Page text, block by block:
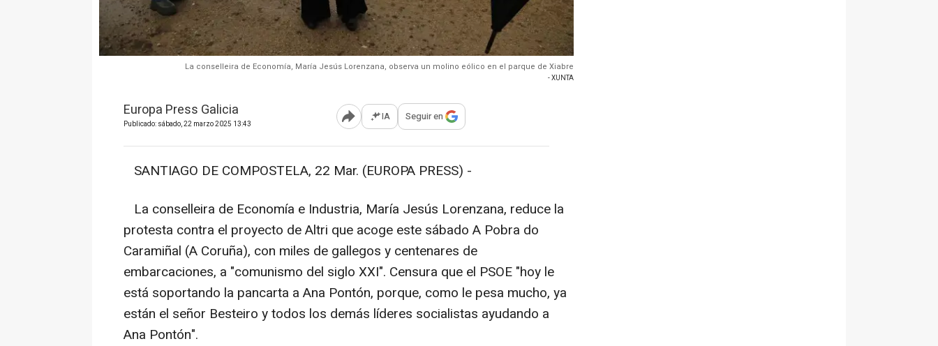
La conselleira de Economía, María Jesús Lorenzana, observa un molino eólico en el parque de Xiabre
- XUNTA
Europa Press Galicia
Publicado: sábado, 22 marzo 2025 13:43 Abrir opciones para compartir
IA Seguir en
SANTIAGO DE COMPOSTELA, 22 Mar. (EUROPA PRESS) -
La conselleira de Economía e Industria, María Jesús Lorenzana, reduce la
protesta contra el proyecto de Altri que acoge este sábado A Pobra do
Caramiñal (A Coruña), con miles de gallegos y centenares de
embarcaciones, a "comunismo del siglo XXI". Censura que el PSOE "hoy le
está soportando la pancarta a Ana Pontón, porque, como le pesa mucho, ya
están el señor Besteiro y todos los demás líderes socialistas ayudando a
Ana Pontón".